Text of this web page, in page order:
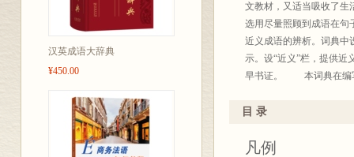
汉英成语大辞典
¥450.00
为了便于读者识别，我
我们的编写工作得到了
惠博士主持了语料库开发
李永茂、林新民、刘葵、
心的感谢。
文教材，又适当吸收了生
选用尽量照顾到成语在句
近义成语的辨析。词典中
示。设“近义”栏，提供近
早书证。 本词典在编写
目 录
凡例